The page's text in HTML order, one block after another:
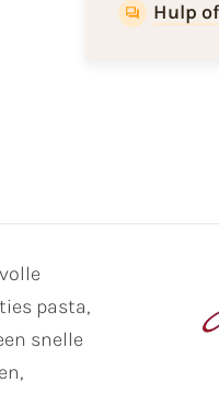
Hulp of
pasta,
snelle